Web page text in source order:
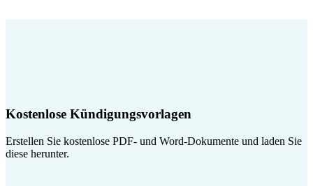
Kostenlose Kündigungsvorlagen
Erstellen Sie kostenlose PDF- und Word-Dokumente und laden Sie
diese herunter.